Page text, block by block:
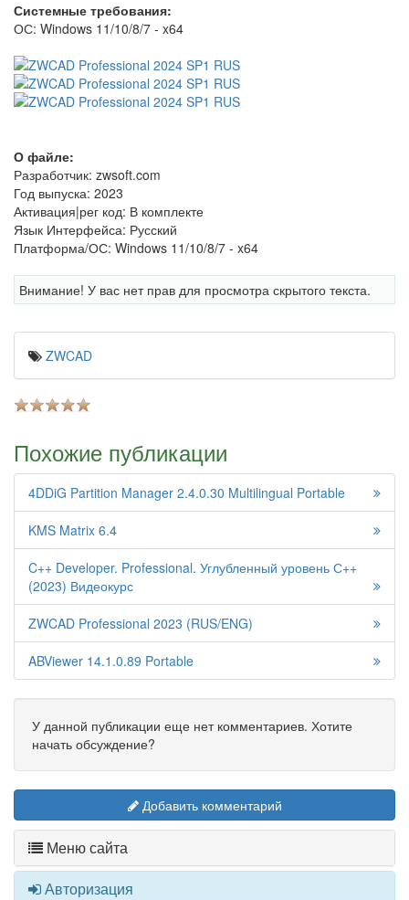
Системные требования:
ОС: Windows 11/10/8/7 - x64
О файле:
Разработчик: zwsoft.com
Год выпуска: 2023
Активация|рег код: В комплекте
Язык Интерфейса: Русский
Платформа/ОС: Windows 11/10/8/7 - x64
Внимание! У вас нет прав для просмотра скрытого текста.
ZWCAD
Похожие публикации
4DDiG Partition Manager 2.4.0.30 Multilingual Portable
KMS Matrix 6.4
C++ Developer. Professional. Углубленный уровень С++
(2023) Видеокурс
ZWCAD Professional 2023 (RUS/ENG)
ABViewer 14.1.0.89 Portable
У данной публикации еще нет комментариев. Хотите
начать обсуждение?
Добавить комментарий
Меню сайта
Авторизация